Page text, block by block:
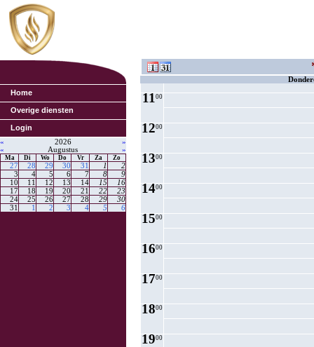
Home
Overige diensten
Login
« 2026
»
«
Augustus »
Ma Di Wo Do Vr Za Zo
27 28 29 30 31 1
2
3
4 5 6 7 8
9
10
11 12 13 14 15
16
17
18 19 20 21 22
23
24
25 26 27 28 29
30
31
1 2 3 4 5 6
1000
1100
1200
1300
1400
1500
1600
1700
1800
1900